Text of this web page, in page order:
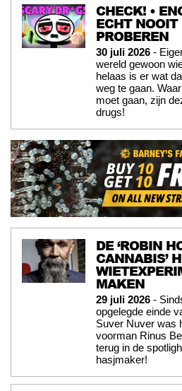
CHECK! •
ECHT NOOIT
PROBEREN
30 juli 2026 -
wereld gewoon
helaas is er wat
weg te gaan.
moet gaan, zijn
drugs!
DE ‘ROBIN
CANNABIS’
MAKEN
29 juli 2026 -
opgelegde einde
Suver Nuver was
voorman Rinus
terug in de
hasjmaker!